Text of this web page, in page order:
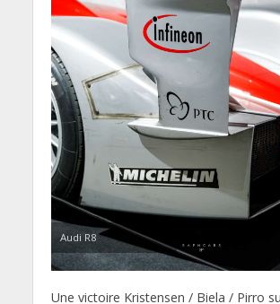
Audi R8
Une victoire Kristensen / Biela / Pirro